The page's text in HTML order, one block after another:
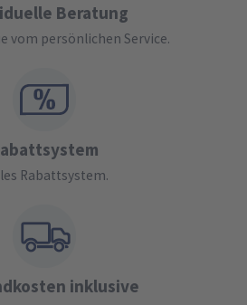
Beratung
vom persönlichen Service.
Rabattsystem.
inklusive